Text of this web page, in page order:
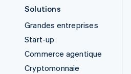
Solutions
Grandes entreprises
Start-up
Commerce agentique
Cryptomonnaie